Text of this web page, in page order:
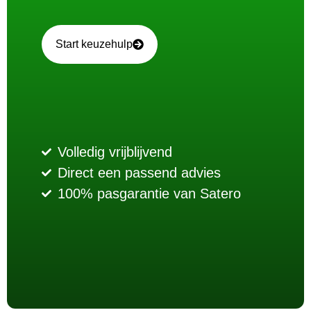
Start keuzehulp
Volledig vrijblijvend
Direct een passend advies
100% pasgarantie van Satero